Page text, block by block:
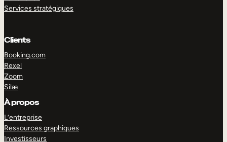
Services stratégiques
Clients
Booking.com
Rexel
Zoom
Silæ
À propos
L’entreprise
Ressources graphiques
Investisseurs